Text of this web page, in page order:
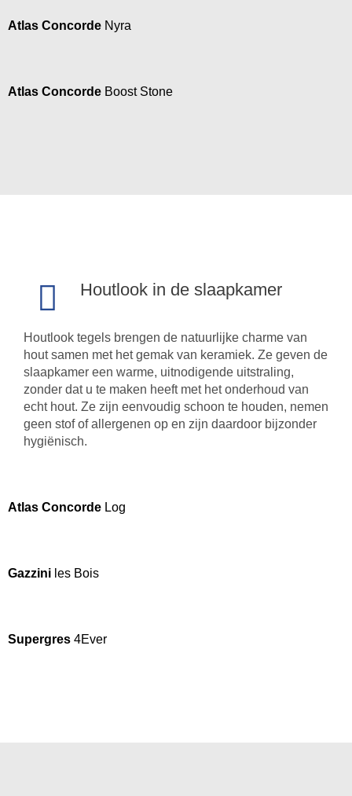
Atlas Concorde Nyra
Atlas Concorde Boost Stone
Houtlook in de slaapkamer
Houtlook tegels brengen de natuurlijke charme van
hout samen met het gemak van keramiek. Ze geven de
slaapkamer een warme, uitnodigende uitstraling,
zonder dat u te maken heeft met het onderhoud van
echt hout. Ze zijn eenvoudig schoon te houden, nemen
geen stof of allergenen op en zijn daardoor bijzonder
hygiënisch.
Atlas Concorde Log
Gazzini les Bois
Supergres 4Ever